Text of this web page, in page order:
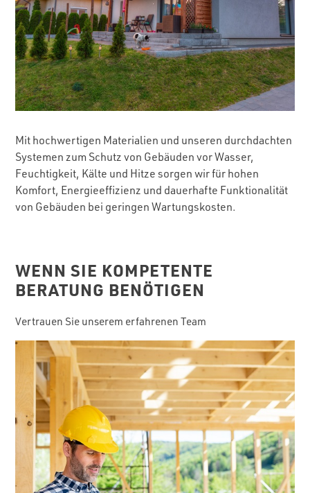
Mit hochwertigen Materialien und unseren durchdachten
Systemen zum Schutz von Gebäuden vor Wasser,
Feuchtigkeit, Kälte und Hitze sorgen wir für hohen
Komfort, Energieeffizienz und dauerhafte Funktionalität
von Gebäuden bei geringen Wartungskosten.
WENN SIE KOMPETENTE
BERATUNG BENÖTIGEN
Vertrauen Sie unserem erfahrenen Team